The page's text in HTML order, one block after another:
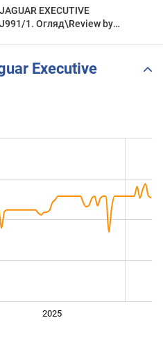
JAGUAR EXECUTIVE
J991/1. Огляд\Review by
Executive
2025